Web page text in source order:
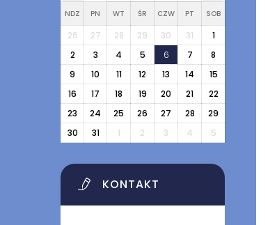
NDZ PN WT ŚR CZW PT SOB
26 27 28 29 30 31
1
2
3 4 5 6 7
8
9
10 11 12 13 14
15
16
17 18 19 20 21
22
23
24 25 26 27 28
29
30
31 1 2 3 4 5
KONTAKT